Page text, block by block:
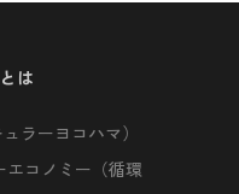
は
ラーヨコハマ）
エコノミー（循環